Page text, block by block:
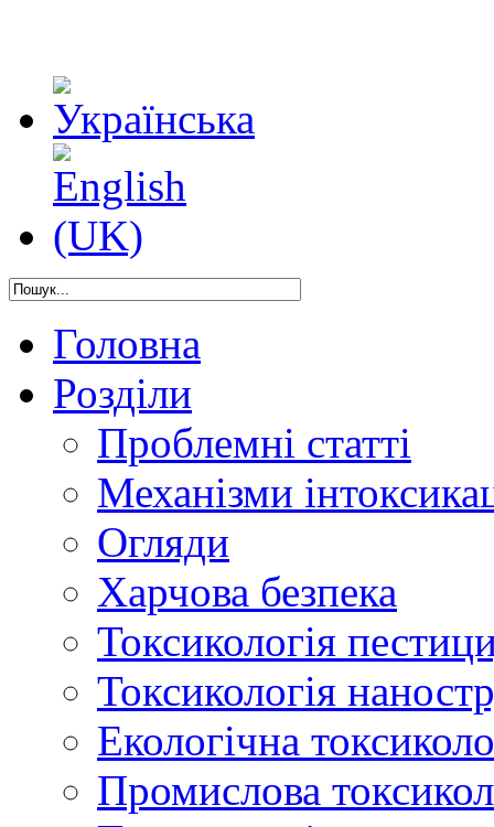
Головна
Розділи
Проблемні статті
Механізми
Огляди
Харчова безпека
Токсикологія
Токсикологія
Екологічна
Промислова